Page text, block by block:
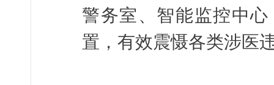
警务室、智能监控中
置，有效震慑各类涉医